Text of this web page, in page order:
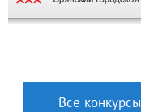
Все конкурсы